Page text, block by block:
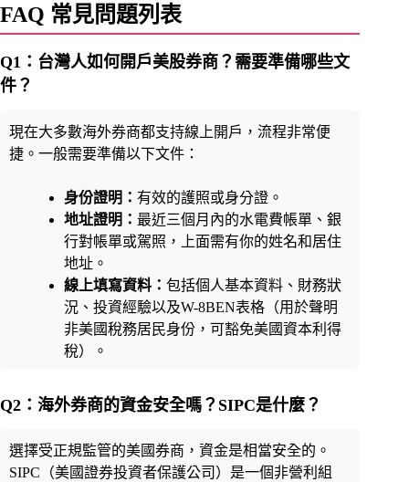
FAQ 常見問題列表
Q1：台灣人如何開戶美股券商？需要準備哪些文
件？
現在大多數海外券商都支持線上開戶，流程非常便
捷。一般需要準備以下文件：
身份證明： 有效的護照或身分證。
地址證明： 最近三個月內的水電費帳單、銀
行對帳單或駕照，上面需有你的姓名和居住
地址。
線上填寫資料： 包括個人基本資料、財務狀
況、投資經驗以及W-8BEN表格（用於聲明
非美國稅務居民身份，可豁免美國資本利得
稅）。
Q2：海外券商的資金安全嗎？SIPC是什麼？
選擇受正規監管的美國券商，資金是相當安全的。
SIPC（美國證券投資者保護公司）是一個非營利組